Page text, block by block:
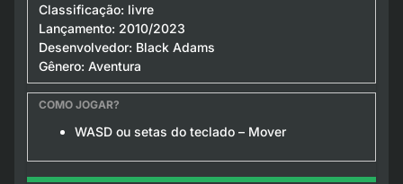
Classificação: livre
Lançamento: 2010/2023
Desenvolvedor: Black Adams
Gênero: Aventura
WASD ou setas do teclado – Mover